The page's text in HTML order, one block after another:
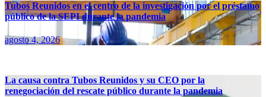
Tubos Reunidos en el centro de la investigación por el préstamo
público de la SEPI durante la pandemia
agosto 4, 2026
La causa contra Tubos Reunidos y su CEO por la
renegociación del rescate público durante la pandemia